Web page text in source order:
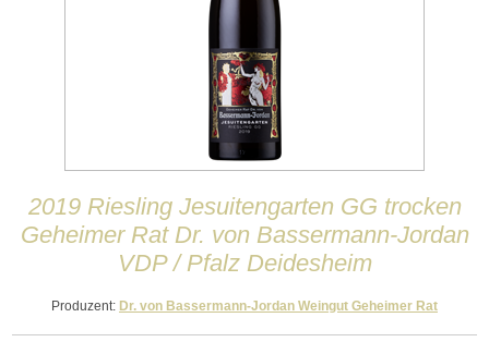
2019 Riesling Jesuitengarten GG trocken
Geheimer Rat Dr. von Bassermann-Jordan
VDP / Pfalz Deidesheim
Produzent: Dr. von Bassermann-Jordan Weingut Geheimer Rat